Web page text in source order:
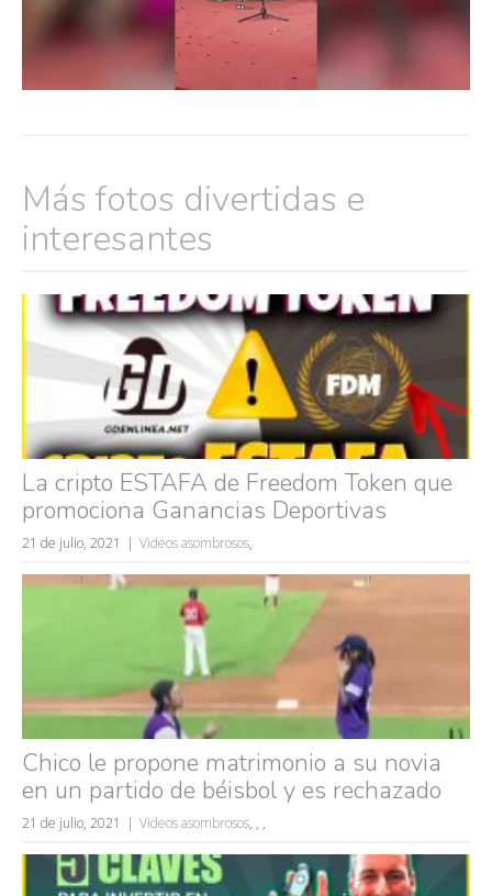
Más fotos divertidas e
interesantes
La cripto ESTAFA de Freedom Token que
promociona Ganancias Deportivas
21 de julio, 2021 Videos asombrosos,
Chico le propone matrimonio a su novia
en un partido de béisbol y es rechazado
21 de julio, 2021 Videos asombrosos, , ,